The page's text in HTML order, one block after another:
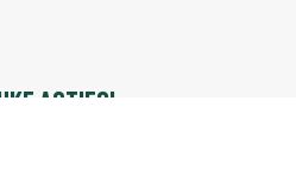
ACTIES!